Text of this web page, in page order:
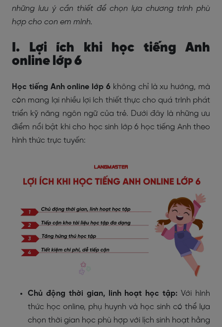
những lưu ý cần thiết để chọn lựa chương trình phù
hợp cho con em mình.
I. Lợi ích khi học tiếng Anh
online lớp 6
Học tiếng Anh online lớp 6 không chỉ là xu hướng, mà
còn mang lại nhiều lợi ích thiết thực cho quá trình phát
triển kỹ năng ngôn ngữ của trẻ. Dưới đây là những ưu
điểm nổi bật khi cho học sinh lớp 6 học tiếng Anh theo
hình thức trực tuyến:
Chủ động thời gian, linh hoạt học tập: Với hình
thức học online, phụ huynh và học sinh có thể lựa
chọn thời gian học phù hợp với lịch sinh hoạt hằng